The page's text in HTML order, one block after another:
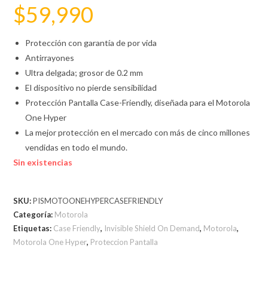
$59,990
Protección con garantía de por vida
Antirrayones
Ultra delgada; grosor de 0.2 mm
El dispositivo no pierde sensibilidad
Protección Pantalla Case-Friendly, diseñada para el Motorola
One Hyper
La mejor protección en el mercado con más de cinco millones
vendidas en todo el mundo.
Sin existencias
SKU:PISMOTOONEHYPERCASEFRIENDLY
Categoría: Motorola
Etiquetas: Case Friendly, Invisible Shield On Demand, Motorola,
Motorola One Hyper, Proteccion Pantalla